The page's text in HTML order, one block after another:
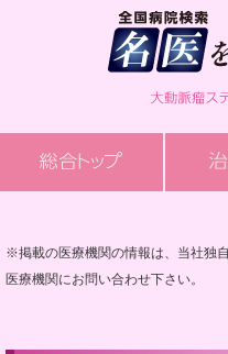
※掲載の医療機関の情報は、当社独
医療機関にお問い合わせ下さい。